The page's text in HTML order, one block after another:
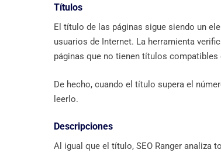
Títulos
El título de las páginas sigue siendo un
usuarios de Internet. La herramienta
páginas que no tienen títulos compatibles
De hecho, cuando el título supera el
leerlo.
Descripciones
Al igual que el título, SEO Ranger analiza